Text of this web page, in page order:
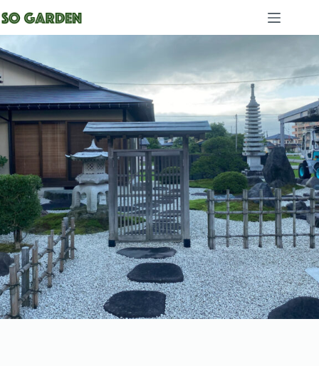
ン
テ
ン
ツ
へ
ス
キ
ッ